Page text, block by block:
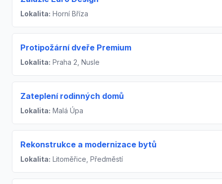
Lokalita: Horní Bříza
Protipožární dveře Premium
Lokalita: Praha 2, Nusle
Zateplení rodinných domů
Lokalita: Malá Úpa
Rekonstrukce a modernizace bytů
Lokalita: Litoměřice, Předměstí